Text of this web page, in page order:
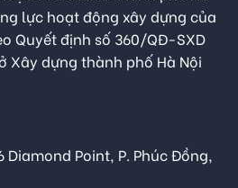
lực hoạt động xây dựng của
Quyết định số 360/QĐ-SXD
Xây dựng thành phố Hà Nội
Diamond Point, P. Phúc Đồng,